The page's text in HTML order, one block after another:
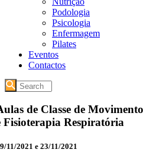
Podologia
Psicologia
Enfermagem
Pilates
Eventos
Contactos
de Classe de Movimento
Fisioterapia Respiratória
11/2021 e 23/11/2021